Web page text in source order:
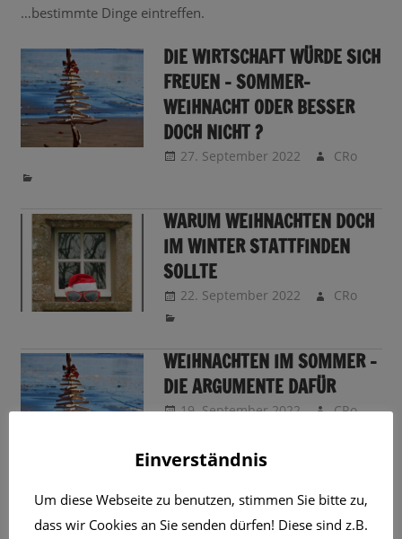
…bestimmte Dinge eintreffen.
DIE WIRTSCHAFT WÜRDE SICH
FREUEN – SOMMER-
WEIHNACHT ODER BESSER
DOCH NICHT ?
27. September 2022 CRo
WARUM WEIHNACHTEN DOCH
IM WINTER STATTFINDEN
SOLLTE
22. September 2022 CRo
WEIHNACHTEN IM SOMMER –
DIE ARGUMENTE DAFÜR
19. September 2022 CRo
WARUM WEIHNACHTEN IM
WINTER AKTUELL UNGÜNSTIG
Einverständnis
Um diese Webseite zu benutzen, stimmen Sie bitte zu,
dass wir Cookies an Sie senden dürfen! Diese sind z.B.